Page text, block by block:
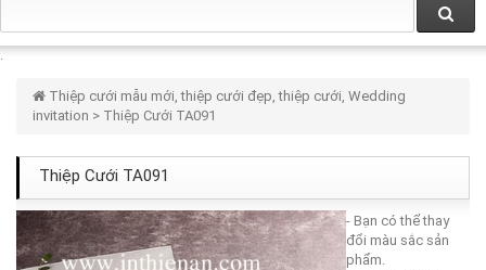
Thiệp cưới mẫu mới, thiệp cưới đẹp, thiệp cưới, Wedding
invitation > Thiệp Cưới TA091
Thiệp Cưới TA091
- Bạn có thể thay
đổi màu sắc sản
phẩm.